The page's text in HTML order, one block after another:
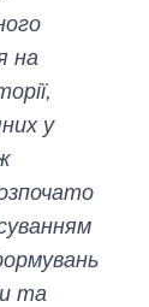
на
у
та
в
до і під час
великої війни